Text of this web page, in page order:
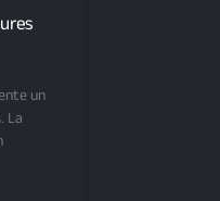
un
La